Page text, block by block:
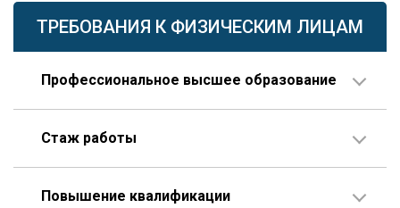
ТРЕБОВАНИЯ К ФИЗИЧЕСКИМ ЛИЦАМ
Профессиональное высшее образование
проектирования.
Стаж работы
или больше, 3 года из которых – на руководящей
Повышение квалификации